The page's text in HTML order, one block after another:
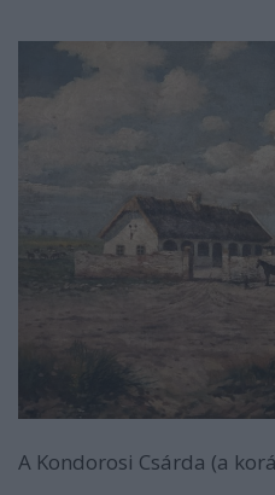
A Kondorosi Csárda (a